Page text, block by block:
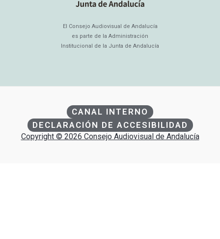
El Consejo Audiovisual de Andalucía
es parte de la Administración
Institucional de la Junta de Andalucía
CANAL INTERNO
DECLARACIÓN DE ACCESIBILIDAD
Copyright © 2026 Consejo Audiovisual de Andalucía